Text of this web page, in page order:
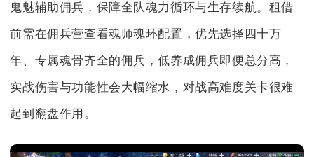
鬼魅辅助佣兵，保障全队魂力循环与生存续航。租借
前需在佣兵营查看魂师魂环配置，优先选择四十万
年、专属魂骨齐全的佣兵，低养成佣兵即便总分高，
实战伤害与功能性会大幅缩水，对战高难度关卡很难
起到翻盘作用。